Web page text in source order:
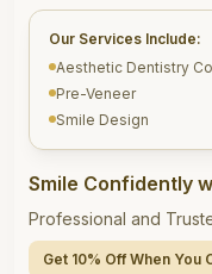
Our Services Include:
Aesthetic Dentistry
Pre-Veneer
Smile Design
Smile Confidently
Professional and
Get 10% Off When